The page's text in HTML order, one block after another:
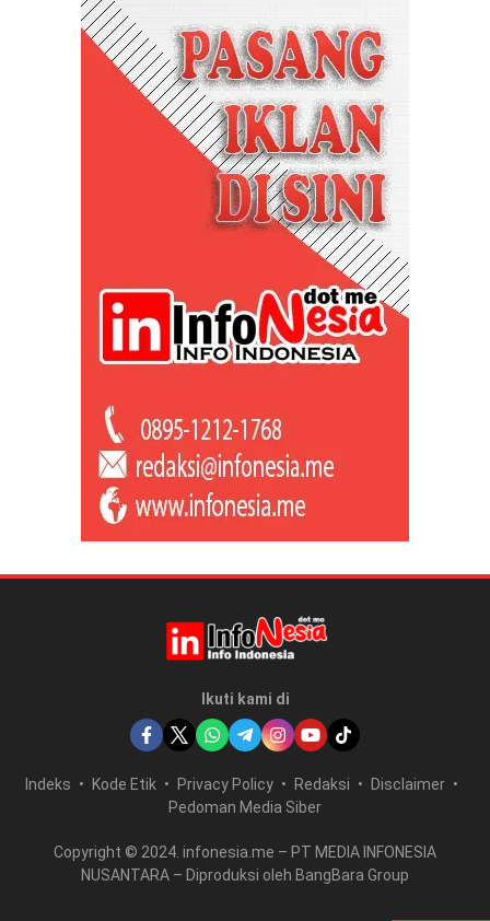
Ikuti kami di
Indeks Kode Etik Privacy Policy Redaksi
Disclaimer
Pedoman Media Siber
Copyright © 2024. infonesia.me – PT MEDIA INFONESIA
NUSANTARA – Diproduksi oleh BangBara Group